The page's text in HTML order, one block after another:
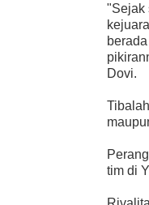
"Sejak
Dovi.
tim di